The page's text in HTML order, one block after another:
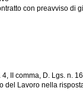
con preavviso
comma, D. Lgs. n.
Lavoro nella